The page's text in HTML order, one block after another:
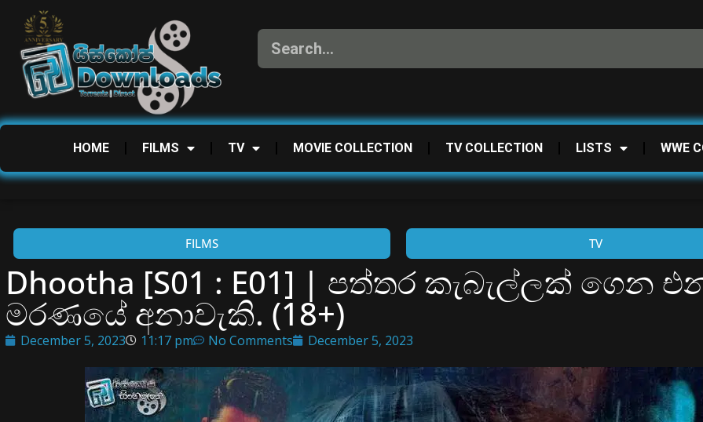
HOME FILMS TV MOVIE COLLECTION TV COLLECTION LISTS WWE
FILMS TV
Dhootha [S01 : E01] | පත්තර කැබැල්ලක් ගෙන
මරණයේ අනාවැකි. (18+)
December 5, 2023 11:17 pm No Comments December 5, 2023